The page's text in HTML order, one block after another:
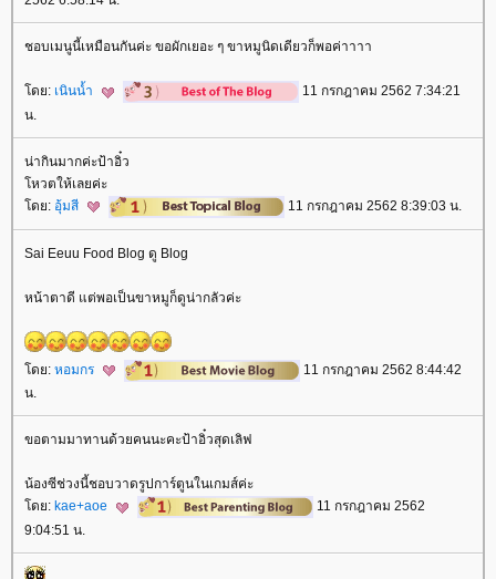
ชอบเมนูนี้เหมือนกันค่ะ ขอผักเยอะ ๆ ขาหมูนิดเดียวก็พอค่าาาา
ดย: เนินน้ำ
11 กรกฎาคม 2562 7:34:21
น.
น่ากินมากค่ะป้าอิ๋ว
หวตให้เลยค่ะ
ดย: อุ้มสี 11 กรกฎาคม 2562 8:39:03 น.
Sai Eeuu Food Blog ดู Blog
หน้าตาดี แต่พอเป็นขาหมูก็ดูน่ากลัวค่ะ
ดย: หอมกร
11 กรกฎาคม 2562 8:44:42
น.
ขอตามมาทานด้วยคนนะคะป้าอิ๋วสุดเลิฟ
น้องซีช่วงนี้ชอบวาดรูปการ์ตูนในเกมส์ค่ะ
ดย: kae+aoe
11 กรกฎาคม 2562
9:04:51 น.